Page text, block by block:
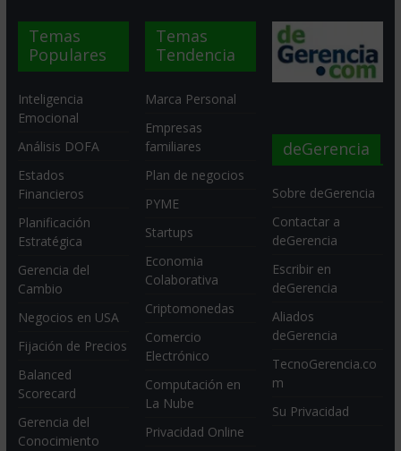
Temas
Populares
Inteligencia
Emocional
Análisis DOFA
Estados
Financieros
Planificación
Estratégica
Gerencia del
Cambio
Negocios en USA
Fijación de Precios
Balanced
Scorecard
Gerencia del
Conocimiento
Temas
Tendencia
Marca Personal
Empresas
familiares
Plan de negocios
PYME
Startups
Economia
Colaborativa
Criptomonedas
Comercio
Electrónico
Computación en
La Nube
Privacidad Online
deGerencia
Sobre deGerencia
Contactar a
deGerencia
Escribir en
deGerencia
Aliados
deGerencia
TecnoGerencia.co
m
Su Privacidad